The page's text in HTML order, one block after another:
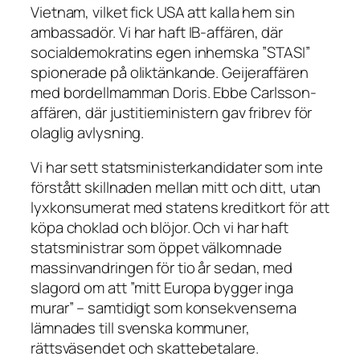
Vietnam, vilket fick USA att kalla hem sin
ambassadör. Vi har haft IB-affären, där
socialdemokratins egen inhemska ”STASI”
spionerade på oliktänkande. Geijeraffären
med bordellmamman Doris. Ebbe Carlsson-
affären, där justitieministern gav fribrev för
olaglig avlysning.
Vi har sett statsministerkandidater som inte
förstått skillnaden mellan mitt och ditt, utan
lyxkonsumerat med statens kreditkort för att
köpa choklad och blöjor. Och vi har haft
statsministrar som öppet välkomnade
massinvandringen för tio år sedan, med
slagord om att ”mitt Europa bygger inga
murar” – samtidigt som konsekvenserna
lämnades till svenska kommuner,
rättsväsendet och skattebetalare.